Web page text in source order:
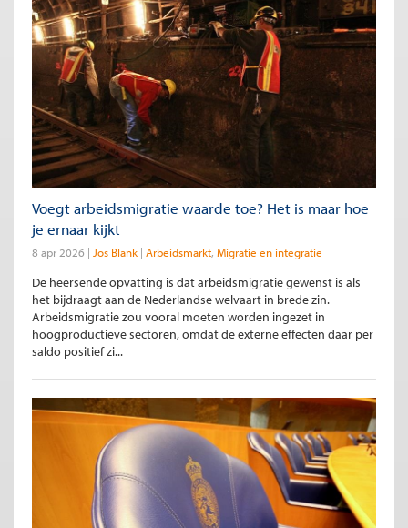
Voegt arbeidsmigratie waarde toe? Het is maar hoe
je ernaar kijkt
8 apr 2026 Jos Blank Arbeidsmarkt Migratie en integratie
De heersende opvatting is dat arbeidsmigratie gewenst is als
het bijdraagt aan de Nederlandse welvaart in brede zin.
Arbeidsmigratie zou vooral moeten worden ingezet in
hoogproductieve sectoren, omdat de externe effecten daar per
saldo positief zi...